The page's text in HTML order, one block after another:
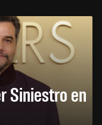
Siniestro en